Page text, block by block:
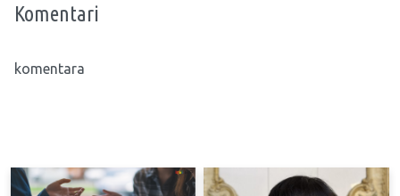
Komentari
komentara